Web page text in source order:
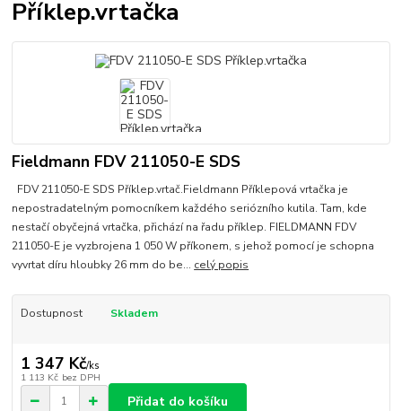
Příklep.vrtačka
Fieldmann FDV 211050-E SDS
FDV 211050-E SDS Příklep.vrtač.Fieldmann Příklepová vrtačka je
nepostradatelným pomocníkem každého seriózního kutila. Tam, kde
nestačí obyčejná vrtačka, přichází na řadu příklep. FIELDMANN FDV
211050-E je vyzbrojena 1 050 W příkonem, s jehož pomocí je schopna
vyvrtat díru hloubky 26 mm do be... celý popis
Dostupnost Skladem
1 347 Kč/ks
1 113 Kč bez DPH
Přidat do košíku